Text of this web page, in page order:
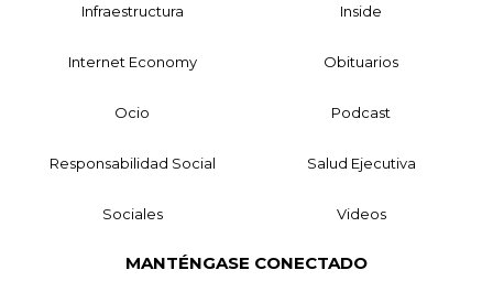
Infraestructura Inside
Internet Economy Obituarios
Ocio Podcast
Responsabilidad Social Salud Ejecutiva
Sociales Videos
MANTÉNGASE CONECTADO